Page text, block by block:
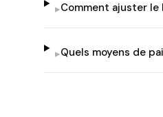
▸Comment ajuster
▸Quels moyens de